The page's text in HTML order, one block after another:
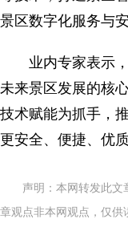
景区数字化服务与
业内专家表示
未来景区发展的核
技术赋能为抓手，
更安全、便捷、优
声明：本网转发此文
章观点非本网观点，仅供